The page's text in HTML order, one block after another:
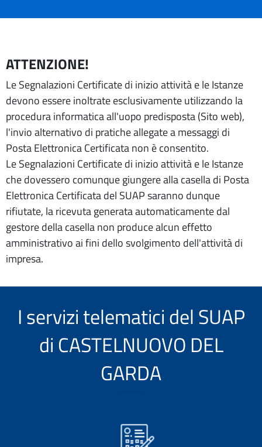
ATTENZIONE!
Le Segnalazioni Certificate di inizio attività e le Istanze
devono essere inoltrate esclusivamente utilizzando la
procedura informatica all'uopo predisposta (Sito web),
l'invio alternativo di pratiche allegate a messaggi di
Posta Elettronica Certificata non è consentito.
Le Segnalazioni Certificate di inizio attività e le Istanze
che dovessero comunque giungere alla casella di Posta
Elettronica Certificata del SUAP saranno dunque
rifiutate, la ricevuta generata automaticamente dal
gestore della casella non produce alcun effetto
amministrativo ai fini dello svolgimento dell'attività di
impresa.
I servizi telematici del SUAP
di CASTELNUOVO DEL
GARDA